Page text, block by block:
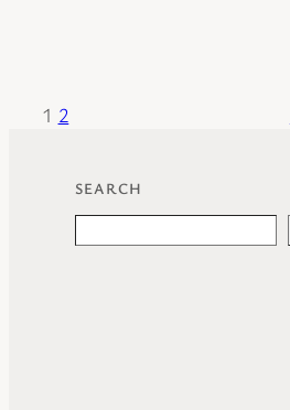
1 2
SEARCH